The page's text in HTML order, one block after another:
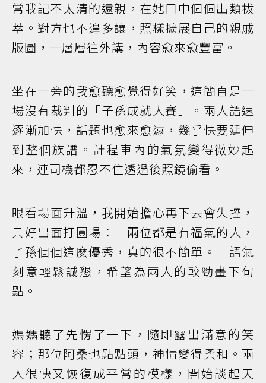
常我記不太清的遠親，在她口中個個出類拔
萃。對方也不遑多讓，照樣擴展自己的親戚
版圖，一層層往外講，內容愈來愈豐富。
坐在一旁的我愈聽愈覺得好笑，這簡直是一
場沒有裁判的「子孫成就大賽」。兩人語速
逐漸加快，話題也愈來愈遠，幾乎快要延伸
到整個族譜。計程車內的氣氛變得微妙起
來，連司機都忍不住透過後照鏡偷看。
眼看場面升溫，我開始擔心再下去會失控，
只好出面打圓場：「兩位都是有福氣的人，
子孫個個這麼優秀，真的很不簡單。」語氣
刻意輕鬆誠懇，希望為兩人的較勁畫下句
點。
媽媽聽了先愣了一下，隨即露出滿意的笑
容；那位阿桑也點點頭，神情變得柔和。兩
人很快又恢復成平常的模樣，開始談起天